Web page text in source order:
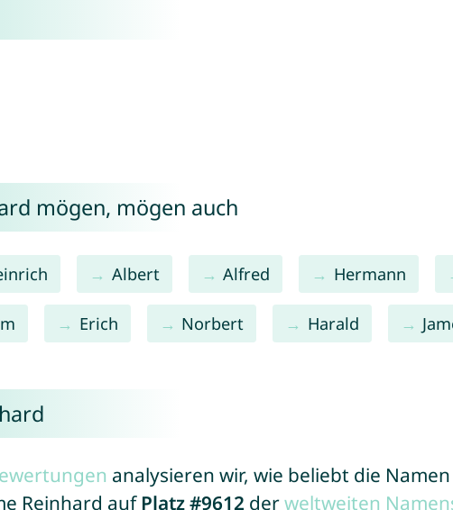
mögen, mögen auch
Albert Alfred Hermann
Erich Norbert Harald
analysieren wir, wie beliebt die
Reinhard auf Platz #9612 derweltweiten